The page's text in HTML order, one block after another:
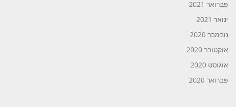
פברואר 2021
ינואר 2021
נובמבר 2020
אוקטובר 2020
אוגוסט 2020
פברואר 2020